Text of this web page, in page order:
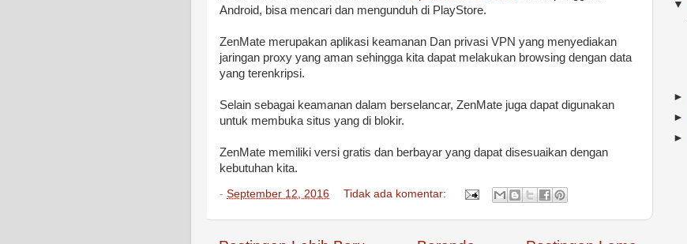
Android, bisa mencari dan mengunduh di PlayStore.
ZenMate merupakan aplikasi keamanan Dan privasi VPN yang menyediakan
jaringan proxy yang aman sehingga kita dapat melakukan browsing dengan data
yang terenkripsi.
Selain sebagai keamanan dalam berselancar, ZenMate juga dapat digunakan
untuk membuka situs yang di blokir.
ZenMate memiliki versi gratis dan berbayar yang dapat disesuaikan dengan
kebutuhan kita.
- September 12, 2016 Tidak ada komentar:
▼
►
►
►